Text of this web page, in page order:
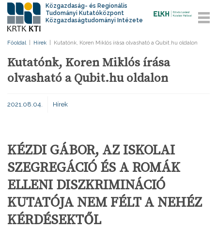
Közgazdaság- és Regionális
Tudományi Kutatóközpont
Közgazdaságtudományi Intézete
Főoldal Hírek Kutatónk, Koren Miklós írása olvasható a Qubit.hu oldalon
Kutatónk, Koren Miklós írása
olvasható a Qubit.hu oldalon
2021.08.04. Hírek
KÉZDI GÁBOR, AZ ISKOLAI
SZEGREGÁCIÓ ÉS A ROMÁK
ELLENI DISZKRIMINÁCIÓ
KUTATÓJA NEM FÉLT A NEHÉZ
KÉRDÉSEKTŐL